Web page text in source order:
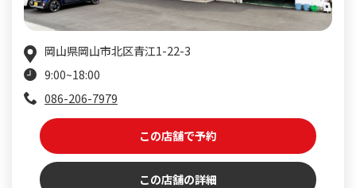
岡山県岡山市北区青江1-22-3
9:00~18:00
086-206-7979
この店舗で予約
この店舗の詳細